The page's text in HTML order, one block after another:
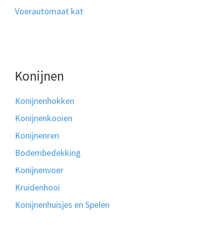
Voerautomaat kat
Konijnen
Konijnenhokken
Konijnenkooien
Konijnenren
Bodembedekking
Konijnenvoer
Kruidenhooi
Konijnenhuisjes en Spelen